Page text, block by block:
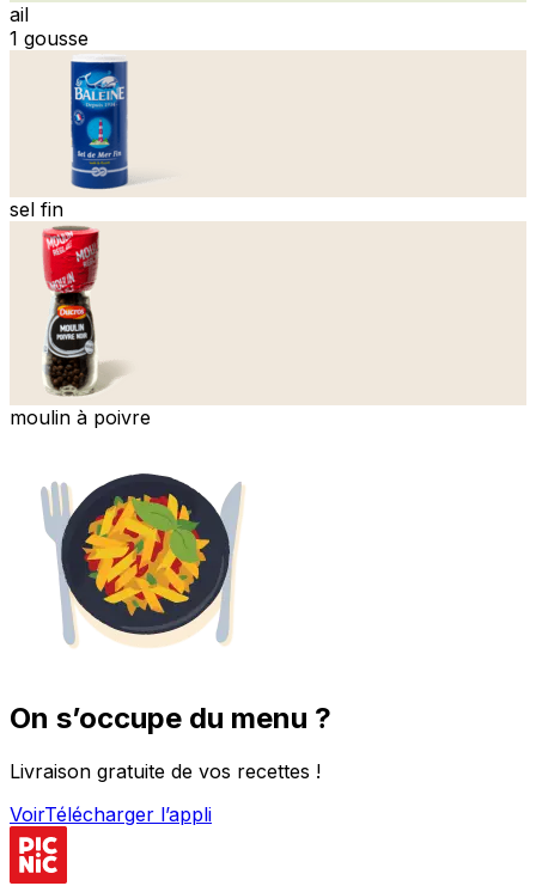
ail
1 gousse
sel fin
moulin à poivre
On s’occupe du menu ?
Livraison gratuite de vos recettes !
VoirTélécharger l’appli